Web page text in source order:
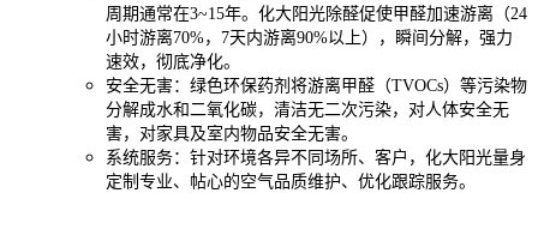
周期通常在3~15年。化大阳光除醛促使甲醛加速游离（24
小时游离70%，7天内游离90%以上），瞬间分解，强力
速效，彻底净化。
安全无害： 绿色环保药剂将游离甲醛（TVOCs）等污染物
分解成水和二氧化碳，清洁无二次污染，对人体安全无
害，对家具及室内物品安全无害。
系统服务：针对环境各异不同场所、客户，化大阳光量身
定制专业、帖心的空气品质维护、优化跟踪服务。